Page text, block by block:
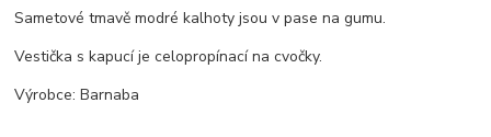
Sametové tmavě modré kalhoty jsou v pase na gumu.
Vestička s kapucí je celopropínací na cvočky.
Výrobce: Barnaba